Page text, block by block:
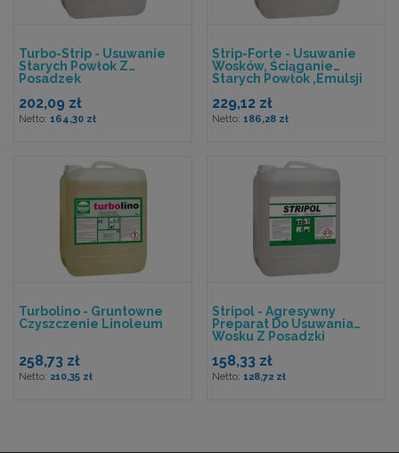
Turbo-Strip - Usuwanie
Starych Powłok Z
Posadzek
202,09 zł
164,30 zł
Strip-Forte - Usuwanie
Wosków, Ściąganie
Starych Powłok ,emulsji
229,12 zł
186,28 zł
Turbolino - Gruntowne
Czyszczenie Linoleum
258,73 zł
210,35 zł
Stripol - Agresywny
Preparat Do Usuwania
Wosku Z Posadzki
158,33 zł
128,72 zł